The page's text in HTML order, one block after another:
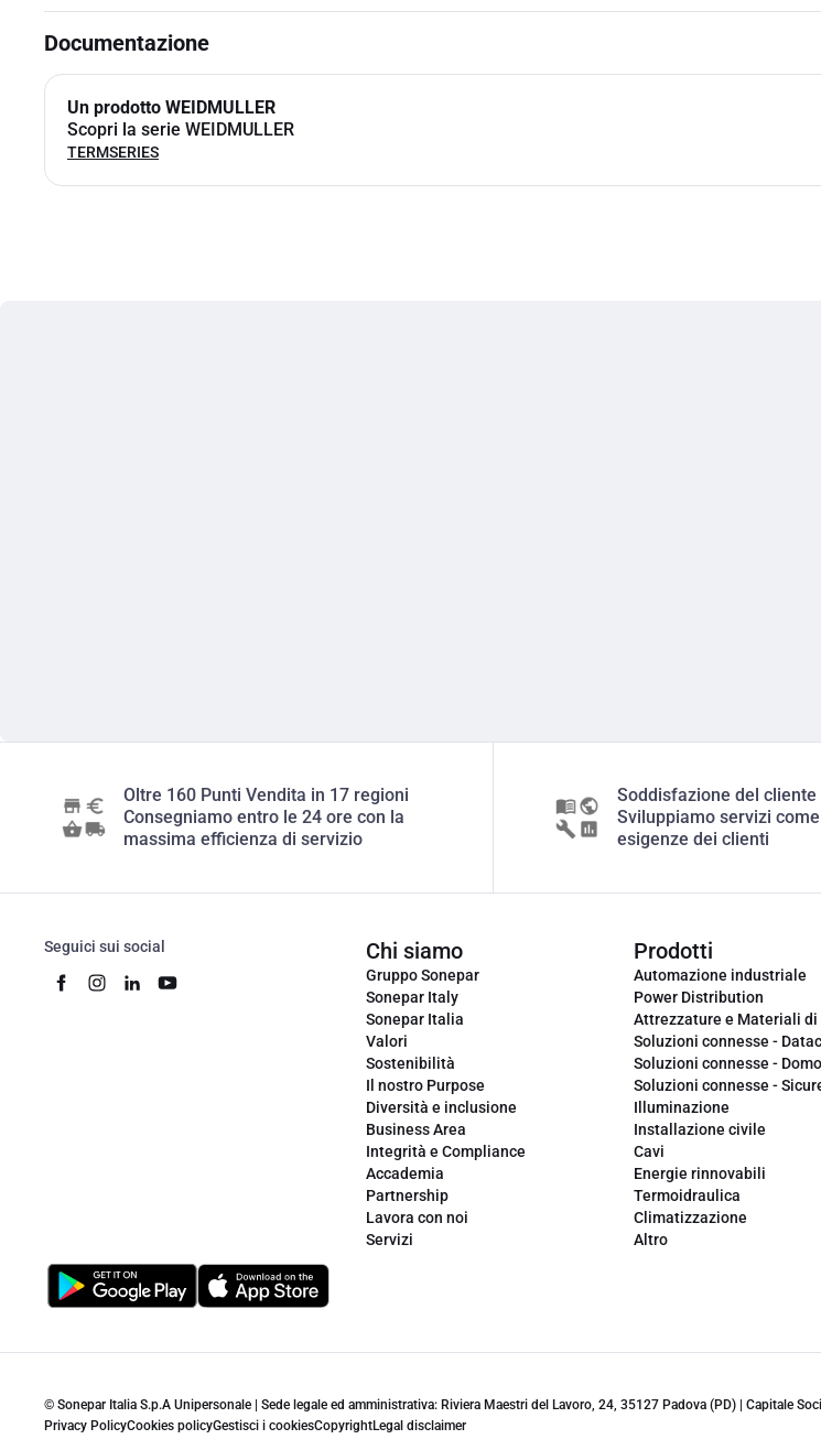
Documentazione
Un prodotto WEIDMULLER
Scopri la serie WEIDMULLER
TERMSERIES
Oltre 160 Punti Vendita in 17 regioni
Consegniamo entro le 24 ore con la
massima efficienza di servizio
Soddisfazione del cliente
Sviluppiamo servizi
esigenze dei clienti
Seguici sui social Chi siamo
Gruppo Sonepar
Sonepar Italy
Sonepar Italia
Valori
Sostenibilità
Il nostro Purpose
Diversità e inclusione
Business Area
Integrità e Compliance
Accademia
Partnership
Lavora con noi
Servizi
Prodotti
Automazione industriale
Power Distribution
Attrezzature e Materiali di
Soluzioni connesse -
Soluzioni connesse -
Soluzioni connesse -
Illuminazione
Installazione civile
Cavi
Energie rinnovabili
Termoidraulica
Climatizzazione
Altro
© Sonepar Italia S.p.A Unipersonale | Sede legale ed amministrativa: Riviera Maestri del Lavoro, 24, 35127 Padova (PD) | Capitale
Privacy PolicyCookies policyGestisci i cookiesCopyrightLegal disclaimer